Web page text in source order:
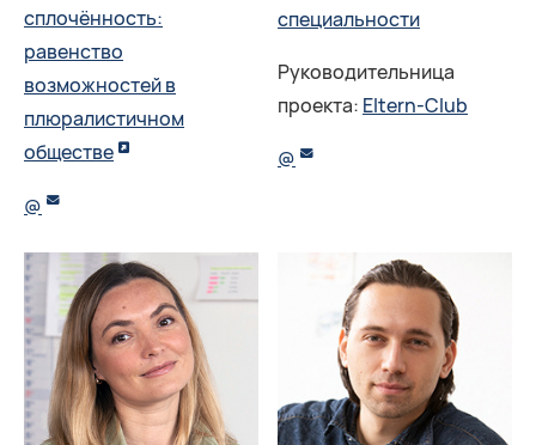
сплочённость:
равенство
возможностей в
плюралистичном
обществе
@
специальности
Руководительница
проекта: Eltern-Club
@